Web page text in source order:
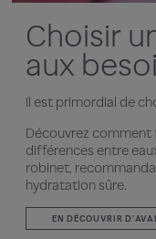
Choisir
aux
Il est primordial de
Découvrez comment
différences entre
robinet,
hydratation sûre.
EN DÉCOUVRIR